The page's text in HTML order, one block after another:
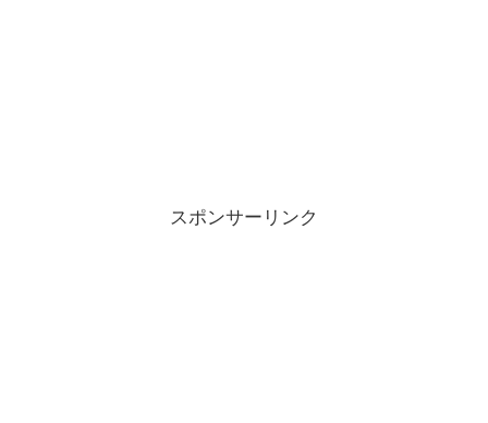
スポンサーリンク